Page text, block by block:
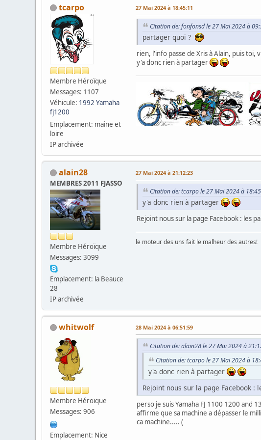
tcarpo
Membre Héroïque
Messages: 1107
Véhicule: 1992 Yamaha
fj1200
Emplacement: maine et
loire
IP archivée
27 Mai 2024 à 18:45:11
Citation de: fonfonsd le 27 Mai 2024 à
partager quoi ?
rien, l'info passe de Xris à Alain, puis toi,
y'a donc rien à partager
alain28
MEMBRES 2011 FJASSO
Membre Héroïque
Messages: 3099
Emplacement: la Beauce
28
IP archivée
27 Mai 2024 à 21:12:23
Citation de: tcarpo le 27 Mai 2024 à
y'a donc rien à partager
Rejoint nous sur la page Facebook : les
le moteur des uns fait le malheur des autres!
whitwolf
Membre Héroïque
Messages: 906
Emplacement: Nice
28 Mai 2024 à 06:51:59
Citation de: alain28 le 27 Mai 2024 à
Citation de: tcarpo le 27 Mai 2024 à
y'a donc rien à partager
Rejoint nous sur la page Facebook :
perso je suis Yamaha FJ 1100 1200 and
affirme que sa machine a dépasser le
ca machine..... (